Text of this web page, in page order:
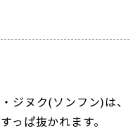
ジヌク(ソンフン)は、
っぱ抜かれます。